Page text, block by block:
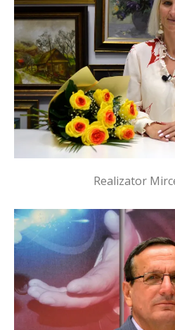
Realizator